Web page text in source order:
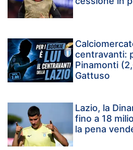
centravanti:
Pinamonti
Gattuso
Lazio, la
fino a 18
la pena